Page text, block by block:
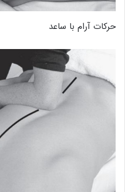
حرکات آرام با ساعد